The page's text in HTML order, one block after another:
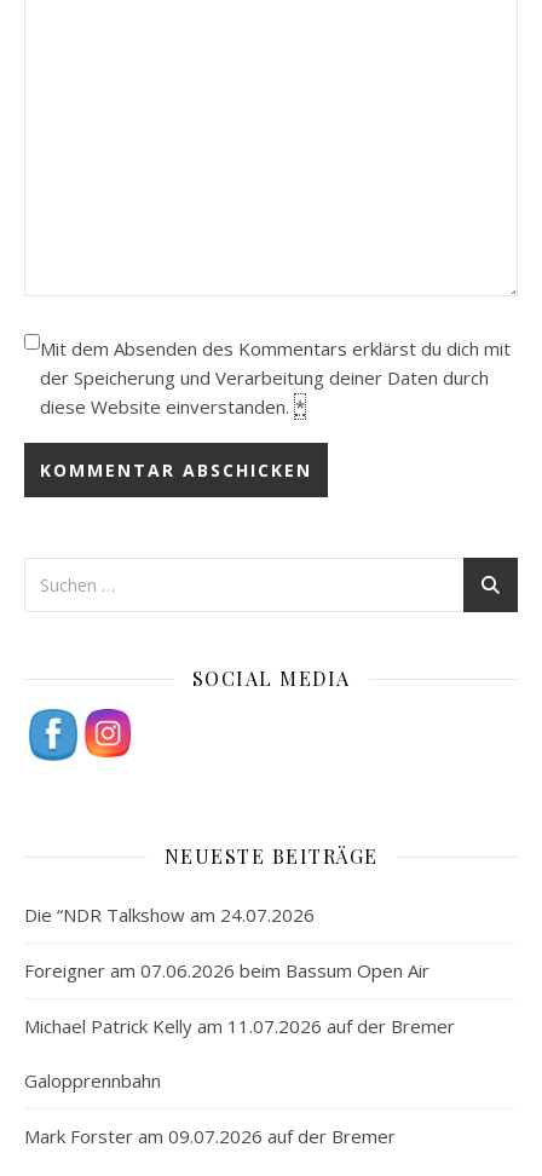
Mit dem Absenden des Kommentars erklärst du dich mit
der Speicherung und Verarbeitung deiner Daten durch
diese Website einverstanden. *
SOCIAL MEDIA
NEUESTE BEITRÄGE
Die “NDR Talkshow am 24.07.2026
Foreigner am 07.06.2026 beim Bassum Open Air
Michael Patrick Kelly am 11.07.2026 auf der Bremer
Galopprennbahn
Mark Forster am 09.07.2026 auf der Bremer